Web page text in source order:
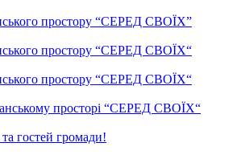
простору “СЕРЕД СВОЇХ”
простору “СЕРЕД СВОЇХ“
простору “СЕРЕД СВОЇХ“
просторі “СЕРЕД СВОЇХ“
гостей громади!